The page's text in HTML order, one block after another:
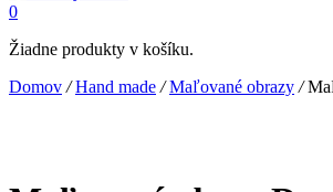
0
Žiadne produkty v košíku.
Domov /Hand made /Maľované obrazy /